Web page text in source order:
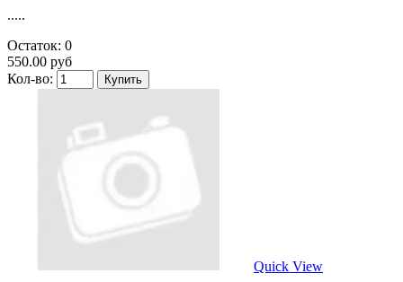
.....
Остаток: 0
550.00 руб
Кол-во:
Quick View